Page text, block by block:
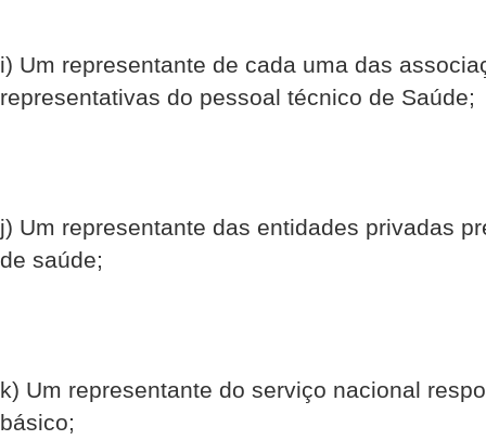
i) Um representante de cada uma das
representativas do pessoal técnico de Saúde;
j) Um representante das entidades privadas
de saúde;
k) Um representante do serviço nacional
básico;